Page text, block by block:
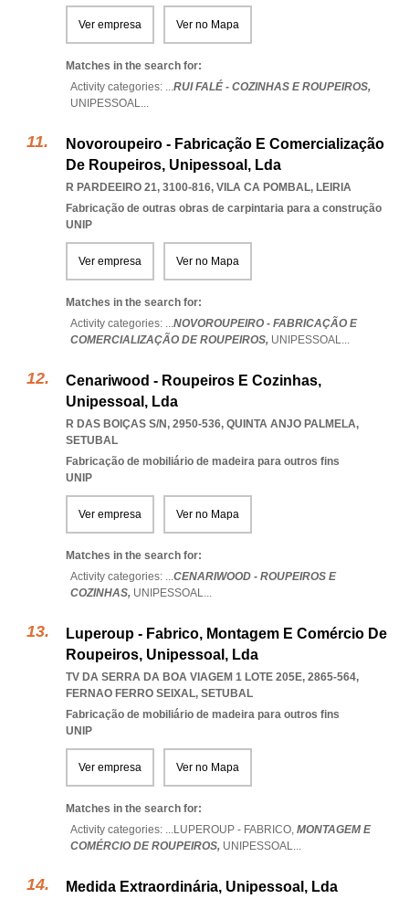
Ver empresa Ver no Mapa
Matches in the search for:
Activity categories: ...RUI FALÉ - COZINHAS E ROUPEIROS,
UNIPESSOAL...
Novoroupeiro - Fabricação E Comercialização
De Roupeiros, Unipessoal, Lda
R PARDEEIRO 21, 3100-816, VILA CA POMBAL, LEIRIA
Fabricação de outras obras de carpintaria para a construção
UNIP
Ver empresa Ver no Mapa
Matches in the search for:
Activity categories: ...NOVOROUPEIRO - FABRICAÇÃO E
COMERCIALIZAÇÃO DE ROUPEIROS, UNIPESSOAL...
Cenariwood - Roupeiros E Cozinhas,
Unipessoal, Lda
R DAS BOIÇAS S/N, 2950-536, QUINTA ANJO PALMELA,
SETUBAL
Fabricação de mobiliário de madeira para outros fins
UNIP
Ver empresa Ver no Mapa
Matches in the search for:
Activity categories: ...CENARIWOOD - ROUPEIROS E
COZINHAS, UNIPESSOAL...
Luperoup - Fabrico, Montagem E Comércio De
Roupeiros, Unipessoal, Lda
TV DA SERRA DA BOA VIAGEM 1 LOTE 205E, 2865-564,
FERNAO FERRO SEIXAL, SETUBAL
Fabricação de mobiliário de madeira para outros fins
UNIP
Ver empresa Ver no Mapa
Matches in the search for:
Activity categories: ...LUPEROUP - FABRICO, MONTAGEM E
COMÉRCIO DE ROUPEIROS, UNIPESSOAL...
Medida Extraordinária, Unipessoal, Lda